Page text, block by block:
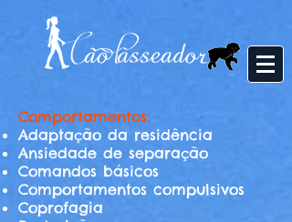
Comportamentos:
Adaptação da residência
Ansiedade de separação
Comandos básicos
Comportamentos compulsivos
Coprofagia